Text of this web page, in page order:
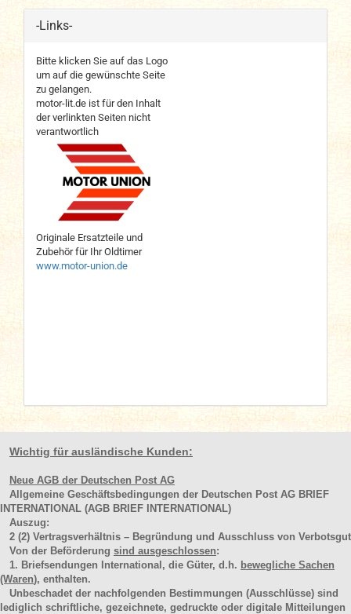
-Links-
Bitte klicken Sie auf das Logo
um auf die gewünschte Seite
zu gelangen.
motor-lit.de ist für den Inhalt
der verlinkten Seiten nicht
verantwortlich
Originale Ersatzteile und
Zubehör für Ihr Oldtimer
www.motor-union.de
Wichtig für ausländische Kunden:
Neue AGB der Deutschen Post AG
Allgemeine Geschäftsbedingungen der Deutschen Post AG BRIEF
INTERNATIONAL (AGB BRIEF INTERNATIONAL)
Auszug:
2 (2) Vertragsverhältnis – Begründung und Ausschluss von Verbotsgut
Von der Beförderung sind ausgeschlossen:
1. Briefsendungen International, die Güter, d.h. bewegliche Sachen
(Waren), enthalten.
Unbeschadet der nachfolgenden Bestimmungen (Ausschlüsse) sind
lediglich schriftliche, gezeichnete, gedruckte oder digitale Mitteilungen